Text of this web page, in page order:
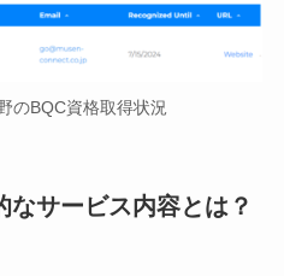
のBQC資格取得状況
サービス内容とは？